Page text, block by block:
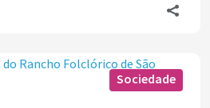
Sociedade